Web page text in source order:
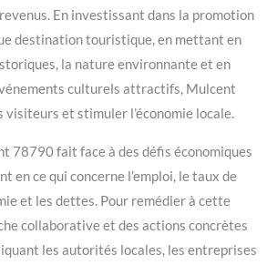
En investissant dans la promotion
destination touristique, en mettant en
la nature environnante et en
culturels attractifs, Mulcent
et stimuler l’économie locale.
78790 fait face à des défis économiques
en ce qui concerne l’emploi, le taux de
et les dettes. Pour remédier à cette
collaborative et des actions concrètes
les autorités locales, les entreprises